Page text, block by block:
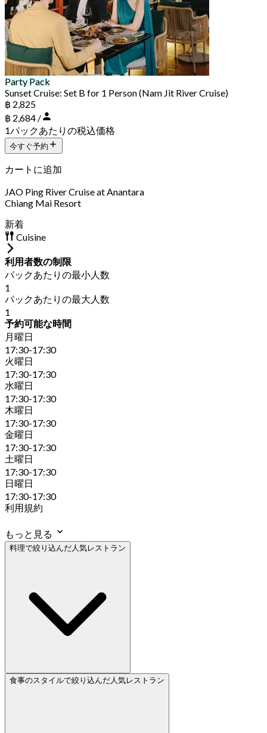
Party Pack
Sunset Cruise: Set B for 1 Person (Nam Jit River Cruise)
฿ 2,825
฿ 2,684 /
1パックあたりの税込価格
今すぐ予約
カートに追加
JAO Ping River Cruise at Anantara
Chiang Mai Resort
新着
Cuisine
利用者数の制限
パックあたりの最小人数
1
パックあたりの最大人数
1
予約可能な時間
月曜日
17:30-17:30
火曜日
17:30-17:30
水曜日
17:30-17:30
木曜日
17:30-17:30
金曜日
17:30-17:30
土曜日
17:30-17:30
日曜日
17:30-17:30
利用規約
もっと見る
料理で絞り込んだ人気レストラン
食事のスタイルで絞り込んだ人気レストラン